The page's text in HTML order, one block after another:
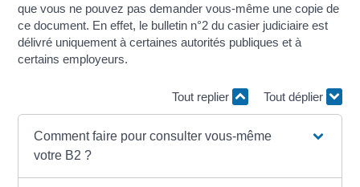
que vous ne pouvez pas demander vous-même une copie de
ce document. En effet, le bulletin n°2 du casier judiciaire est
délivré uniquement à certaines autorités publiques et à
certains employeurs.
Tout replier Tout déplier
Comment faire pour consulter vous-même
votre B2 ?